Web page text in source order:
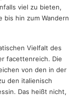
viel zu bieten,
bis hin zum Wandern
Vielfalt des
facettenreich. Die
von den in der
den italienisch
Das heißt nicht,